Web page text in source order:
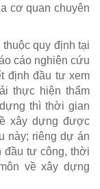
cơ quan chuyên
quy định tại
cáo nghiên cứu
định đầu tư xem
thực hiện thẩm
thì thời gian
xây dựng được
này; riêng dự án
đầu tư công, thời
về xây dựng